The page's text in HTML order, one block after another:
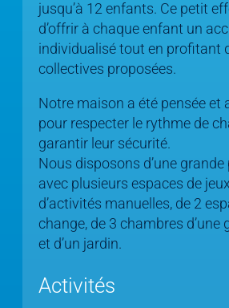
jusqu’à 12 enfants. Ce petit
d’offrir à chaque enfant un
individualisé tout en profitant
collectives proposées.
Notre maison a été pensée et
pour respecter le rythme de
garantir leur sécurité.
Nous disposons d’une grande
avec plusieurs espaces de
d’activités manuelles, de 2
change, de 3 chambres d’une
et d’un jardin.
Activités